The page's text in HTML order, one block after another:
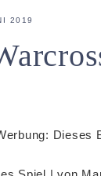
2019
Dieses